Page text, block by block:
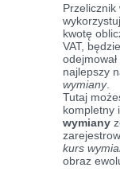
Przelicznik
kwotę
VAT,
najlepszy
wymiany.
Tutaj
kompletny
wymiany
kurs
obraz